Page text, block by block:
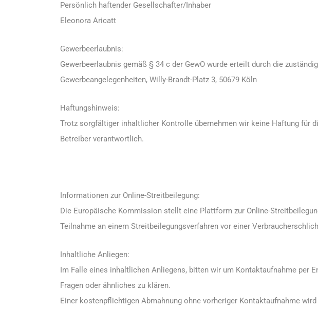
Persönlich haftender Gesellschafter/Inhaber
Eleonora Aricatt
Gewerbeerlaubnis:
Gewerbeerlaubnis gemäß § 34 c der GewO wurde erteilt durch die
Gewerbeangelegenheiten, Willy-Brandt-Platz 3, 50679 Köln
Haftungshinweis:
Trotz sorgfältiger inhaltlicher Kontrolle übernehmen wir keine Haftung für
Betreiber verantwortlich.
Informationen zur Online-Streitbeilegung:
Die Europäische Kommission stellt eine Plattform zur Online-
Teilnahme an einem Streitbeilegungsverfahren vor einer
Inhaltliche Anliegen:
Im Falle eines inhaltlichen Anliegens, bitten wir um Kontaktaufnahme per
Fragen oder ähnliches zu klären.
Einer kostenpflichtigen Abmahnung ohne vorheriger Kontaktaufnahme